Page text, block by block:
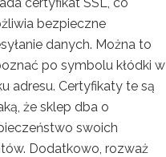
bezpieczne
danych. Można to
po symbolu kłódki w
adresu. Certyfikaty te są
że sklep dba o
swoich
Dodatkowo, rozważ